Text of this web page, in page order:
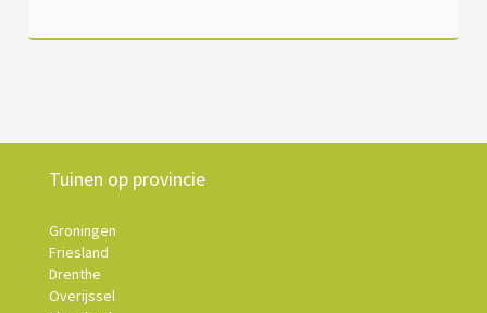
Tuinen op provincie
Groningen
Friesland
Drenthe
Overijssel